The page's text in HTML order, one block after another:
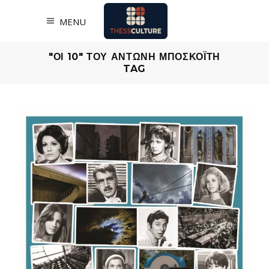
MENU
"ΟΙ 10" ΤΟΥ ΑΝΤΩΝΗ ΜΠΟΣΚΟΪΤΗ
TAG